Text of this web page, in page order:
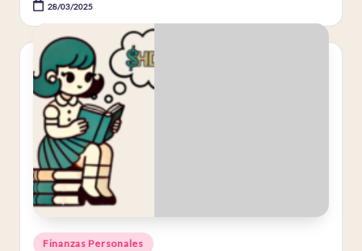
28/03/2025
Publicado
Finanzas Personales